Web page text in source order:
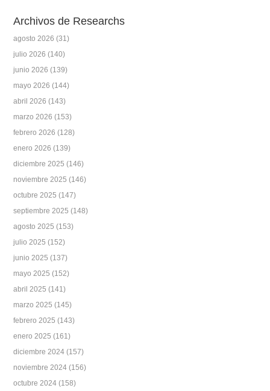
Archivos de Researchs
agosto 2026 (31)
julio 2026 (140)
junio 2026 (139)
mayo 2026 (144)
abril 2026 (143)
marzo 2026 (153)
febrero 2026 (128)
enero 2026 (139)
diciembre 2025 (146)
noviembre 2025 (146)
octubre 2025 (147)
septiembre 2025 (148)
agosto 2025 (153)
julio 2025 (152)
junio 2025 (137)
mayo 2025 (152)
abril 2025 (141)
marzo 2025 (145)
febrero 2025 (143)
enero 2025 (161)
diciembre 2024 (157)
noviembre 2024 (156)
octubre 2024 (158)